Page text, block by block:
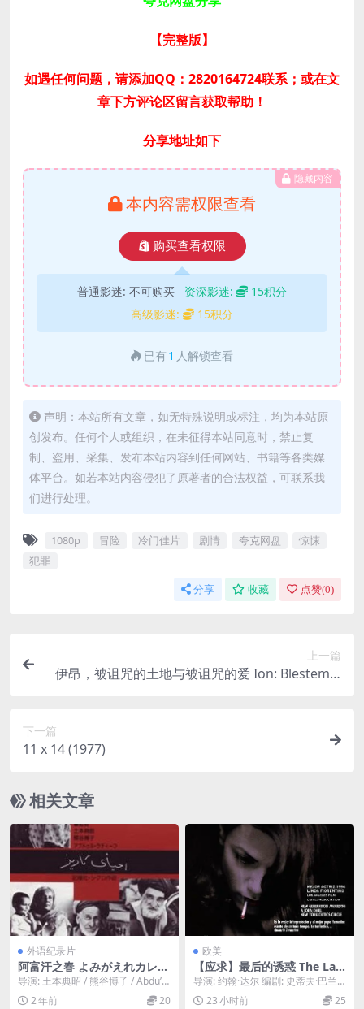
【完整版】
如遇任何问题，请添加QQ：2820164724联系；或在文
章下方评论区留言获取帮助！
分享地址如下
隐藏内容
本内容需权限查看
购买查看权限
普通影迷: 不可购买 资深影迷:
15积分
高级影迷:
15积分
已有 1 人解锁查看
声明：本站所有文章，如无特殊说明或标注，均为本站原
创发布。任何个人或组织，在未征得本站同意时，禁止复
制、盗用、采集、发布本站内容到任何网站、书籍等各类媒
体平台。如若本站内容侵犯了原著者的合法权益，可联系我
们进行处理。
1080p 冒险 冷门佳片 剧情 夸克网盘
惊悚
犯罪
分享 收藏 点赞(0)
上一篇
伊昂，被诅咒的土地与被诅咒的爱 Ion: Blestemul
下一篇
11 x 14 (1977)
相关文章
外语纪录片
阿富汗之春 よみがえれカレー
ズ (1989)
导演: 土本典昭 / 熊谷博子 / Abdu’l
Latif 类型:...
2 年前 20
欧美
【应求】最后的诱惑 The Last
Seduction (1994)
导演: 约翰·达尔 编剧: 史蒂夫·巴兰
奇克 主演: 琳达·费奥伦蒂诺 / 比尔...
23 小时前 25